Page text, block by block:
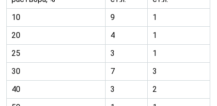
10
9
1
20
4
1
25
3
1
30
7
3
40
3
2